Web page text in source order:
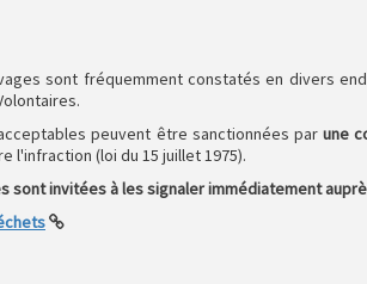
sont fréquemment constatés en divers
peuvent être sanctionnées par une
l'infraction (loi du 15 juillet 1975).
invitées à les signaler immédiatement